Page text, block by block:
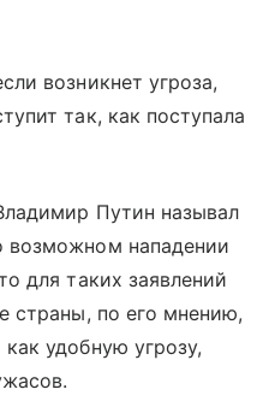
возникнет угроза,
так, как поступала
Путин называл
возможном нападении
для таких заявлений
страны, по его мнению,
удобную угрозу,